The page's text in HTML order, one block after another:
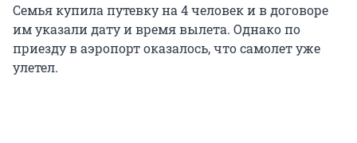
Семья купила путевку на 4 человек и в договоре
им указали дату и время вылета. Однако по
приезду в аэропорт оказалось, что самолет уже
улетел.